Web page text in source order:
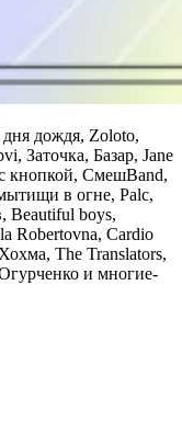
дождя, Zoloto,
Заточка, Базар, Jane
кнопкой, СмешBand,
в огне, Palc,
Beautiful boys,
Robertovna, Cardio
The Translators,
и многие-